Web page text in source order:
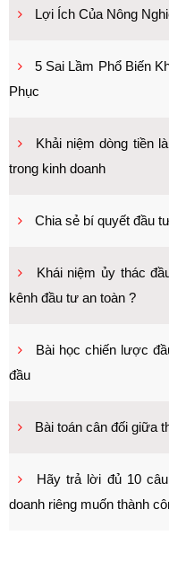
Lợi Ích Của Nông
5 Sai Lầm Phổ Biến
Phục
Khải niệm dòng tiền
trong kinh doanh
Chia sẻ bí quyết đầu
Khái niệm ủy thác
kênh đầu tư an toàn ?
Bài học chiến lược
đầu
Bài toán cân đối giữa
Hãy trả lời đủ 10
doanh riêng muốn thành